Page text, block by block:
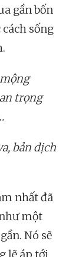
gần bốn
sống
trọng
bản dịch
nhất đã
một
Nó sẽ